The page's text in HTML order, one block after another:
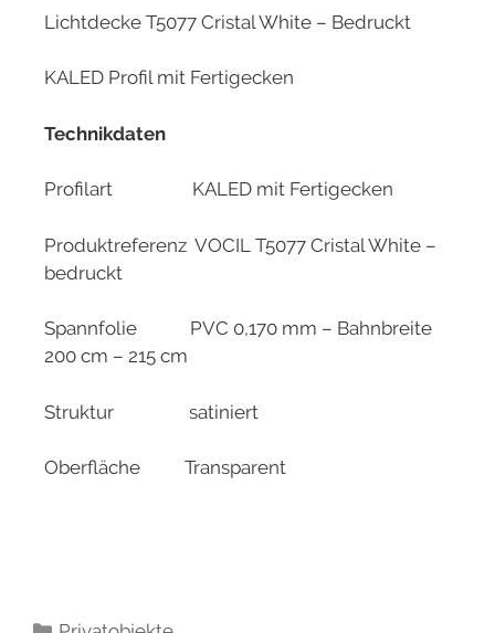
Lichtdecke T5077 Cristal White – Bedruckt
KALED Profil mit Fertigecken
Technikdaten
Profilart KALED mit Fertigecken
Produktreferenz VOCIL T5077 Cristal White –
bedruckt
Spannfolie PVC 0,170 mm – Bahnbreite
200 cm – 215 cm
Struktur satiniert
Oberfläche Transparent